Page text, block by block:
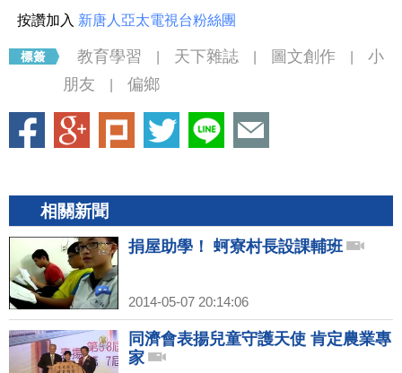
按讚加入 新唐人亞太電視台粉絲團
教育學習 天下雜誌 圖文創作
小
朋友
偏鄉
相關新聞
捐屋助學！ 蚵寮村長設課輔班
2014-05-07 20:14:06
同濟會表揚兒童守護天使 肯定農業專
家